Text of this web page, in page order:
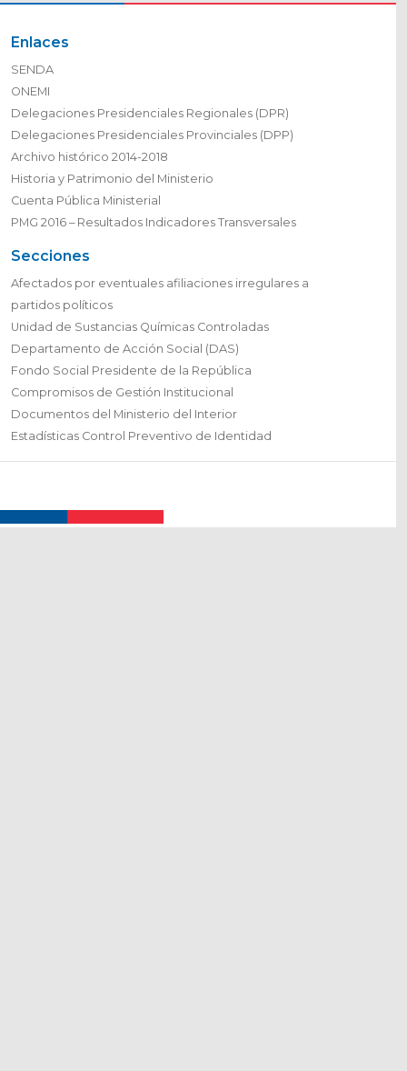
Enlaces
SENDA
ONEMI
Delegaciones Presidenciales Regionales (DPR)
Delegaciones Presidenciales Provinciales (DPP)
Archivo histórico 2014-2018
Historia y Patrimonio del Ministerio
Cuenta Pública Ministerial
PMG 2016 – Resultados Indicadores Transversales
Secciones
Afectados por eventuales afiliaciones irregulares a
partidos políticos
Unidad de Sustancias Químicas Controladas
Departamento de Acción Social (DAS)
Fondo Social Presidente de la República
Compromisos de Gestión Institucional
Documentos del Ministerio del Interior
Estadísticas Control Preventivo de Identidad